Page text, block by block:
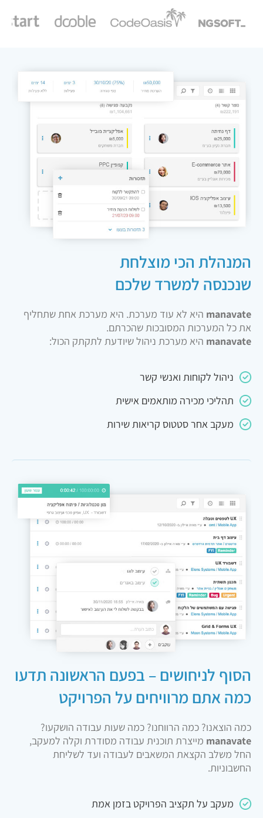
שנכנסה למשרד שלכם
manavate היא לא עוד מערכת. היא מערכת אחת שתחליף
את כל המערכות המסובכות שהכרתם.
manavate היא מערכת ניהול שיודעת לתקתק הכול:
ניהול לקוחות ואנשי קשר
תהליכי מכירה מותאמים אישית
מעקב אחר סטטוס קריאות שירות
הסוף לניחושים – בפעם הראשונה תדעו
כמה אתם מרוויחים על הפרויקט
כמה הוצאנו? כמה הרווחנו? כמה שעות עבודה הושקעו?
manavate מייצרת תוכנית עבודה מסודרת וקלה למעקב,
החל משלב הקצאת המשאבים לעבודה ועד לשליחת
החשבוניות.
מעקב על תקציב הפרויקט בזמן אמת